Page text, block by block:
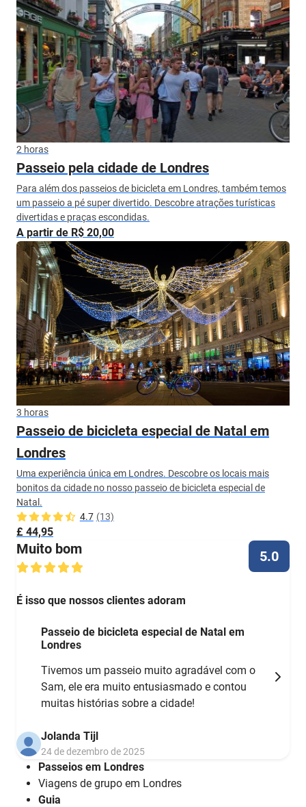
2 horas
Passeio pela cidade de Londres
Para além dos passeios de bicicleta em Londres, também temos
um passeio a pé super divertido. Descobre atrações turísticas
divertidas e praças escondidas.
A partir de R$ 20,00
3 horas
Passeio de bicicleta especial de Natal em
Londres
Uma experiência única em Londres. Descobre os locais mais
bonitos da cidade no nosso passeio de bicicleta especial de
Natal.
4.7 (13)
£ 44,95
Muito bom 5.0
É isso que nossos clientes adoram
Passeio de bicicleta especial de Natal em
Londres
Tivemos um passeio muito agradável com o
Sam, ele era muito entusiasmado e contou
muitas histórias sobre a cidade!
Jolanda Tijl
24 de dezembro de 2025
Passeios em Londres
Viagens de grupo em Londres
Guia